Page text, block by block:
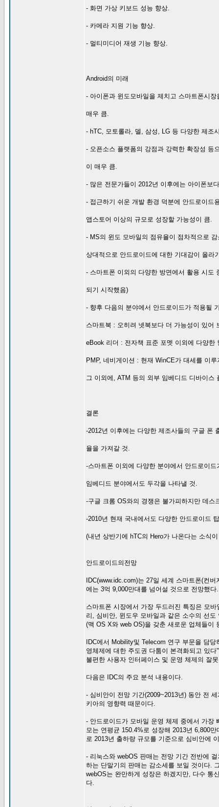
- 화면 가상 키보드 성능 향상.
- 카메라 지원 기능 향상.
- 멀티미디어 재생 기능 향상.
Android의 미래
- 아이폰과 윈도모바일을 제치고 스마트폰시
매우 큼.
- hTC, 모토롤라, 델, 삼성, LG 등 다양한 제조
- 오픈소스 플랫폼의 강점과 강력한 확장성 등
이 매우 큼.
- 많은 전문가들이 2012년 이후에는 아이폰보
- 접근하기 쉬운 개발 환경 덕분에 안드로이드
앱스토어 이상의 규모로 성장할 가능성이 큼.
- MS의 윈도 모바일의 점유율이 점차적으로
상대적으로 안드로이드에 대한 기대감이 올라
- 스마트폰 이외의 다양한 방면에서 활용 시도
되기 시작했음)
- 향후 다음의 분야에서 안드로이드가 적용될
스마트북 : 오히려 넷북보다 더 가능성이 있어
eBook 리더 : 전자책 표준 포멧 이외에 다양
PMP, 네비게이션 : 현재 WinCE가 대세를 이
그 이외에, ATM 등의 외부 임베디드 디바이스
결론
-2012년 이후에는 다양한 제조사들의 구글 폰
율을 가져갈 것.
-스마트폰 이외에 다양한 분야에서 안드로이
임베디드 분야에서도 두각을 나타낼 것.
-구글 크롬 OS와의 경쟁은 불가피하지만 데
-2010년 현재 국내에서도 다양한 안드로이드
(내년 상반기에 hTC의 Hero가 나온다는 소식
안드로이드의전망
IDC(www.idc.com)는 27일 세계 스마트폰(컨
에는 3억 9,000만대를 넘어설 것으로 전망했다.
스마트폰 시장에서 가장 두드러진 특징은 모
리, 심비안, 윈도우 모바일과 같은 소수의 선
(맥 OS X와 web OS)을 갖춘 새로운 업체들이
IDC에서 Mobility및 Telecom 연구 부문을 담
영체제에 대한 주도권 다툼이 본격화되고 있
불편한 사용자 인터페이스 및 운영 체제의 잘
다음은 IDC의 주요 분석 내용이다.
- 심비안이 전망 기간(2009~2013년) 동안 전
키아의 영향력 때문이다.
- 안드로이드가 모바일 운영 체제 중에서 가장
모는 연평균 150.4%로 성장해 2013년 6,800
로 2013년 출하량 규모를 기준으로 심비안에
- 리눅스와 webOS 판매는 전망 기간 전반에
하는 단말기의 판매는 감소세를 보일 것이다.
webOS는 완만하게 성장은 하겠지만, 다수 통
다.